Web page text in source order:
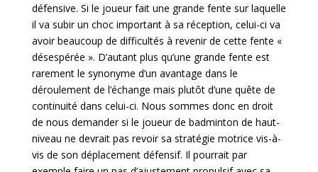
défensive. Si le joueur fait une grande fente sur laquelle
il va subir un choc important à sa réception, celui-ci va
avoir beaucoup de difficultés à revenir de cette fente «
désespérée ». D’autant plus qu’une grande fente est
rarement le synonyme d’un avantage dans le
déroulement de l’échange mais plutôt d’une quête de
continuité dans celui-ci. Nous sommes donc en droit
de nous demander si le joueur de badminton de haut-
niveau ne devrait pas revoir sa stratégie motrice vis-à-
vis de son déplacement défensif. Il pourrait par